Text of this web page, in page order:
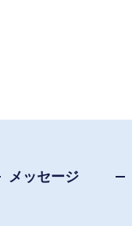
メッセージ